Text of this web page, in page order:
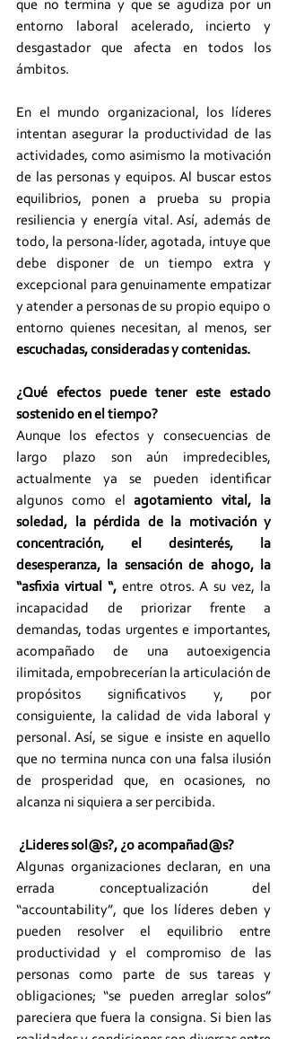
que no termina y que se agudiza por un
entorno laboral acelerado, incierto y
desgastador que afecta en todos los
ámbitos.
En el mundo organizacional, los líderes
intentan asegurar la productividad de las
actividades, como asimismo la motivación
de las personas y equipos. Al buscar estos
equilibrios, ponen a prueba su propia
resiliencia y energía vital. Así, además de
todo, la persona-líder, agotada, intuye que
debe disponer de un tiempo extra y
excepcional para genuinamente empatizar
y atender a personas de su propio equipo o
entorno quienes necesitan, al menos, ser
escuchadas, consideradas y contenidas.
¿Qué efectos puede tener este estado
sostenido en el tiempo?
Aunque los efectos y consecuencias de
largo plazo son aún impredecibles,
actualmente ya se pueden identificar
algunos como el agotamiento vital, la
soledad, la pérdida de la motivación y
concentración, el desinterés, la
desesperanza, la sensación de ahogo, la
“asfixia virtual “, entre otros. A su vez, la
incapacidad de priorizar frente a
demandas, todas urgentes e importantes,
acompañado de una autoexigencia
ilimitada, empobrecerían la articulación de
propósitos significativos y, por
consiguiente, la calidad de vida laboral y
personal. Así, se sigue e insiste en aquello
que no termina nunca con una falsa ilusión
de prosperidad que, en ocasiones, no
alcanza ni siquiera a ser percibida.
¿Lideres sol@s?, ¿o acompañad@s?
Algunas organizaciones declaran, en una
errada conceptualización del
“accountability”, que los líderes deben y
pueden resolver el equilibrio entre
productividad y el compromiso de las
personas como parte de sus tareas y
obligaciones; “se pueden arreglar solos”
pareciera que fuera la consigna. Si bien las